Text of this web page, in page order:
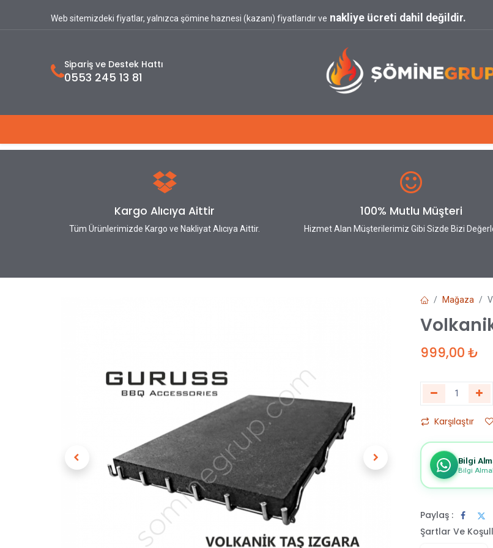
Web sitemizdeki fiyatlar, yalnızca şömine haznesi (kazanı) fiyatlarıdır ve nakliye ücreti dahil değildir.
Sipariş ve Destek Hattı
0553 245 13 81
Kargo Alıcıya Aittir
Tüm Ürünlerimizde Kargo ve Nakliyat Alıcıya Aittir.
100% Mutlu Müşteri
Hizmet Alan Müşterilerimiz Gibi Sizde Bizi
Mağaza
999,00 ₺
Karşılaştır
Bilgi
Bilgi
Paylaş :
Şartlar Ve